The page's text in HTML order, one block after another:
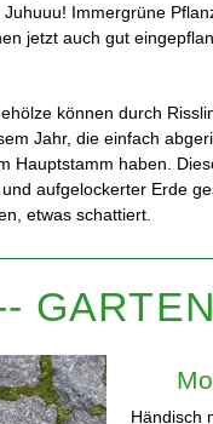
Juhuuu! Immergrüne
jetzt auch gut
können durch
Jahr, die einfach
Hauptstamm haben.
aufgelockerter Erde
etwas schattiert.
Händisch